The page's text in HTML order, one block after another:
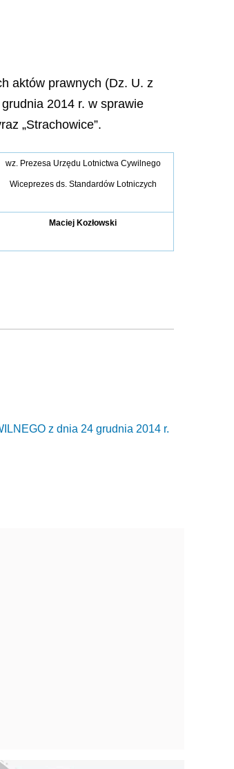
aktów prawnych (Dz. U. z
2014 r. w sprawie
„Strachowice”.
wz. Prezesa Urzędu Lotnictwa Cywilnego
Wiceprezes ds. Standardów Lotniczych
Maciej Kozłowski
z dnia 24 grudnia 2014 r.